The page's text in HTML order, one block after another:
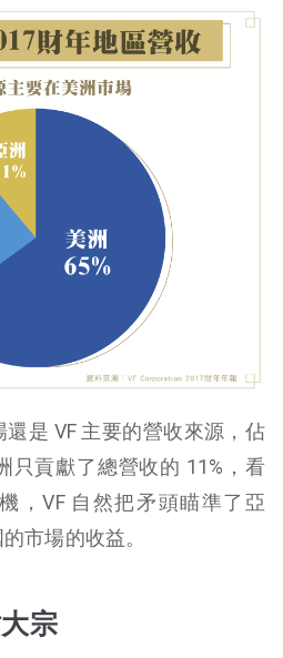
是 VF 主要的營收來源，佔
只貢獻了總營收的 11%，看
，VF 自然把矛頭瞄準了亞
市場的收益。
宗